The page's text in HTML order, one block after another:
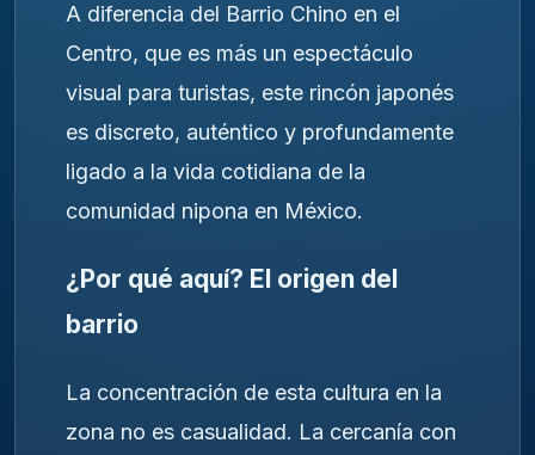
A diferencia del Barrio Chino en el
Centro, que es más un espectáculo
visual para turistas, este rincón japonés
es discreto, auténtico y profundamente
ligado a la vida cotidiana de la
comunidad nipona en México.
¿Por qué aquí? El origen del
barrio
La concentración de esta cultura en la
zona no es casualidad. La cercanía con